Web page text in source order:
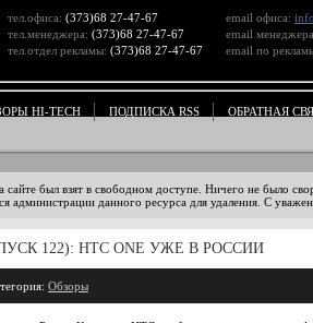
тел.офиса: (373)68 27-47-67
тел.менеджера: (373)68 27-47-67
тел.отдел рекламы: (373)68 27-47-67
email офиса:
email
email по
HI-TECH ПОДПИСКА RSS ОБРАТНАЯ
сайте был взят в свободном доступе. Ничего не было
администрации данного ресурса для удаления. С
122): HTC ONE УЖЕ В РОССИИ
Обзоры